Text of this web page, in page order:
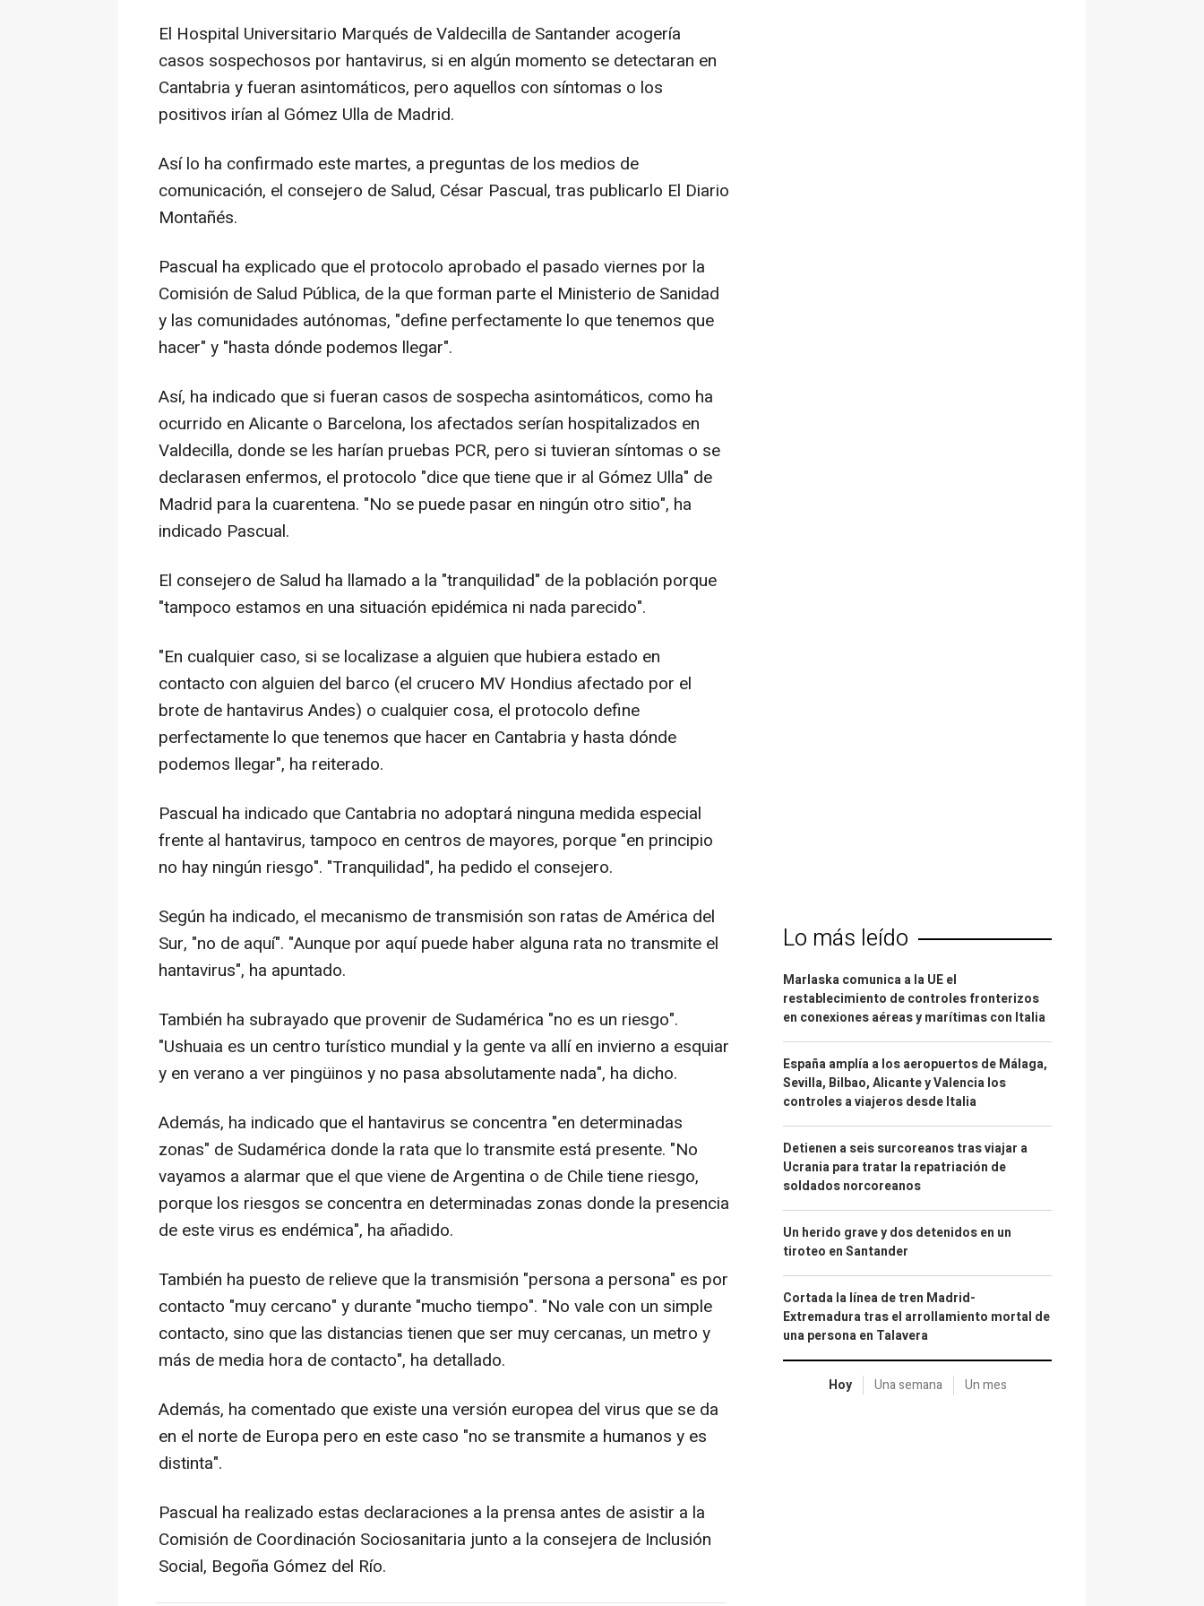
El Hospital Universitario Marqués de Valdecilla de Santander acogería
casos sospechosos por hantavirus, si en algún momento se detectaran en
Cantabria y fueran asintomáticos, pero aquellos con síntomas o los
positivos irían al Gómez Ulla de Madrid.
Así lo ha confirmado este martes, a preguntas de los medios de
comunicación, el consejero de Salud, César Pascual, tras publicarlo El Diario
Montañés.
Pascual ha explicado que el protocolo aprobado el pasado viernes por la
Comisión de Salud Pública, de la que forman parte el Ministerio de Sanidad
y las comunidades autónomas, "define perfectamente lo que tenemos que
hacer" y "hasta dónde podemos llegar".
Así, ha indicado que si fueran casos de sospecha asintomáticos, como ha
ocurrido en Alicante o Barcelona, los afectados serían hospitalizados en
Valdecilla, donde se les harían pruebas PCR, pero si tuvieran síntomas o se
declarasen enfermos, el protocolo "dice que tiene que ir al Gómez Ulla" de
Madrid para la cuarentena. "No se puede pasar en ningún otro sitio", ha
indicado Pascual.
El consejero de Salud ha llamado a la "tranquilidad" de la población porque
"tampoco estamos en una situación epidémica ni nada parecido".
"En cualquier caso, si se localizase a alguien que hubiera estado en
contacto con alguien del barco (el crucero MV Hondius afectado por el
brote de hantavirus Andes) o cualquier cosa, el protocolo define
perfectamente lo que tenemos que hacer en Cantabria y hasta dónde
podemos llegar", ha reiterado.
Pascual ha indicado que Cantabria no adoptará ninguna medida especial
frente al hantavirus, tampoco en centros de mayores, porque "en principio
no hay ningún riesgo". "Tranquilidad", ha pedido el consejero.
Según ha indicado, el mecanismo de transmisión son ratas de América del
Sur, "no de aquí". "Aunque por aquí puede haber alguna rata no transmite el
hantavirus", ha apuntado.
También ha subrayado que provenir de Sudamérica "no es un riesgo".
"Ushuaia es un centro turístico mundial y la gente va allí en invierno a esquiar
y en verano a ver pingüinos y no pasa absolutamente nada", ha dicho.
Además, ha indicado que el hantavirus se concentra "en determinadas
zonas" de Sudamérica donde la rata que lo transmite está presente. "No
vayamos a alarmar que el que viene de Argentina o de Chile tiene riesgo,
porque los riesgos se concentra en determinadas zonas donde la presencia
de este virus es endémica", ha añadido.
También ha puesto de relieve que la transmisión "persona a persona" es por
contacto "muy cercano" y durante "mucho tiempo". "No vale con un simple
contacto, sino que las distancias tienen que ser muy cercanas, un metro y
más de media hora de contacto", ha detallado.
Además, ha comentado que existe una versión europea del virus que se da
en el norte de Europa pero en este caso "no se transmite a humanos y es
distinta".
Pascual ha realizado estas declaraciones a la prensa antes de asistir a la
Comisión de Coordinación Sociosanitaria junto a la consejera de Inclusión
Social, Begoña Gómez del Río.
Lo más leído
Marlaska comunica a la UE el
restablecimiento de controles fronterizos
en conexiones aéreas y marítimas con Italia
España amplía a los aeropuertos de Málaga,
Sevilla, Bilbao, Alicante y Valencia los
controles a viajeros desde Italia
Detienen a seis surcoreanos tras viajar a
Ucrania para tratar la repatriación de
soldados norcoreanos
Un herido grave y dos detenidos en un
tiroteo en Santander
Cortada la línea de tren Madrid-
Extremadura tras el arrollamiento mortal de
una persona en Talavera
Hoy Una semana Un mes